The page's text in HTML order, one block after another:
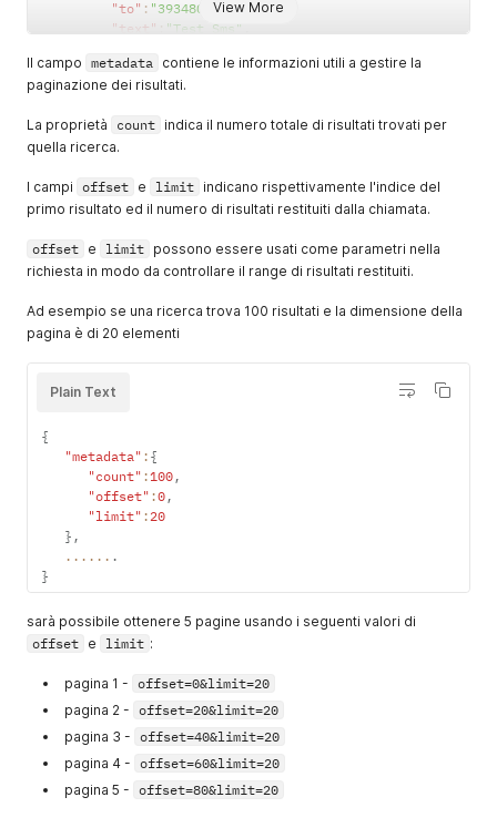
View More
"to" : "393480000000",
"text" : "Test Sms"
"status": "DELIVERED" ,
"insertDate"
"deliveryDate":"2014-01-13T15:01:40+0100",
"transactionId"
}
]
Il campo metadata contiene le informazioni utili a gestire la
paginazione dei risultati.
La proprietà count indica il numero totale di risultati trovati per
quella ricerca.
I campi offset e limit indicano rispettivamente l'indice del
primo risultato ed il numero di risultati restituiti dalla chiamata.
offset e limit possono essere usati come parametri nella
richiesta in modo da controllare il range di risultati restituiti.
Ad esempio se una ricerca trova 100 risultati e la dimensione della
pagina è di 20 elementi
Plain Text
{
"metadata" : {
"count" :100,
"offset" :0,
"limit" :20
} ,
... ... .
}
sarà possibile ottenere 5 pagine usando i seguenti valori di
offset e limit :
pagina 1 - offset=0&limit=20
pagina 2 - offset=20&limit=20
pagina 3 - offset=40&limit=20
pagina 4 - offset=60&limit=20
pagina 5 - offset=80&limit=20